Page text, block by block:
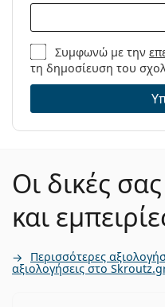
Συμφωνώ με την
τη δημοσίευση του
Οι δικές
και
Περισσότερες
αξιολογήσεις στο